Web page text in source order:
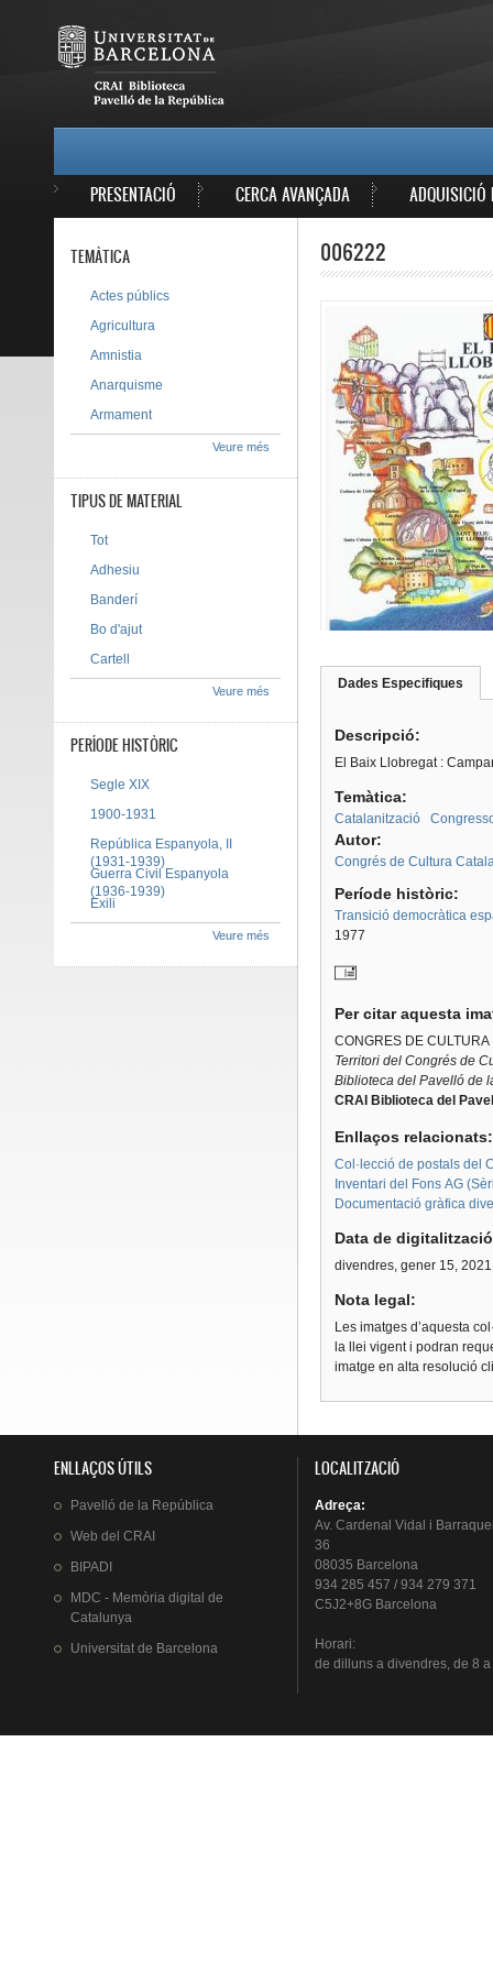
PRESENTACIÓ CERCA AVANÇADA ADQUISICIÓ
006222
Dades Especifiques
Descripció:
El Baix Llobregat :
Temàtica:
Catalanització
Autor:
Congrés de Cultura
Període històric:
Transició democràtica
1977
Per citar aquesta
CONGRES DE
Territori del Congrés de
Biblioteca del Pavelló de
CRAI Biblioteca del
Enllaços
Col·lecció de postals del
Inventari del Fons AG
Documentació gràfica
Data de
divendres, gener 15, 2021
Nota legal:
Les imatges d’aquesta
la llei vigent i podran
imatge en alta resolució
TEMÀTICA
Actes públics
Agricultura
Amnistia
Anarquisme
Armament
Veure més
TIPUS DE MATERIAL
Tot
Adhesiu
Banderí
Bo d'ajut
Cartell
Veure més
PERÍODE HISTÒRIC
Segle XIX
1900-1931
República Espanyola, II
(1931-1939)
Guerra Civil Espanyola
(1936-1939)
Exili
Veure més
ENLLAÇOS ÚTILS
Pavelló de la República
Web del CRAI
BIPADI
MDC - Memòria digital de
Catalunya
Universitat de Barcelona
LOCALITZACIÓ
Adreça:
Av. Cardenal Vidal i
36
08035 Barcelona
934 285 457 / 934 279 371
C5J2+8G Barcelona
Horari:
de dillunsa divendres, de 8